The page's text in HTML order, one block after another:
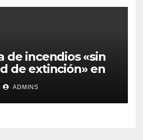
de incendios «sin
de extinción» en
de Madrid
la
nacional
ADMINS